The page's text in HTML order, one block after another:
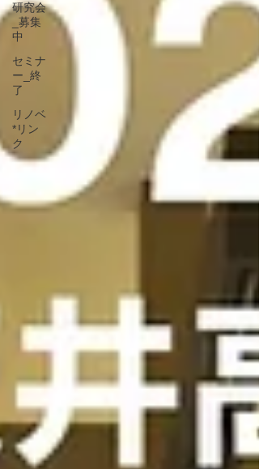
研究会
_募集
中
セミナ
ー_終
了
リノベ
*リン
ク